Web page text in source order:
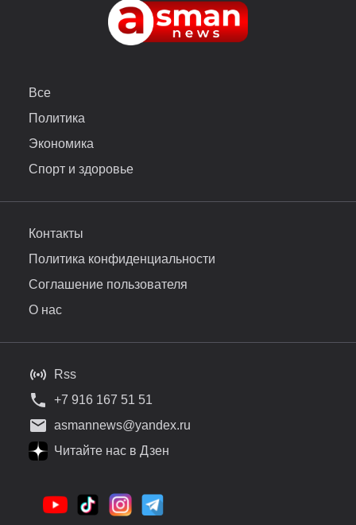
Все
Политика
Экономика
Спорт и здоровье
Контакты
Политика конфиденциальности
Соглашение пользователя
О нас
Rss
+7 916 167 51 51
asmannews@yandex.ru
Читайте нас в Дзен